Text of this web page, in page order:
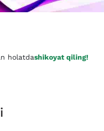
holatdashikoyat qiling!